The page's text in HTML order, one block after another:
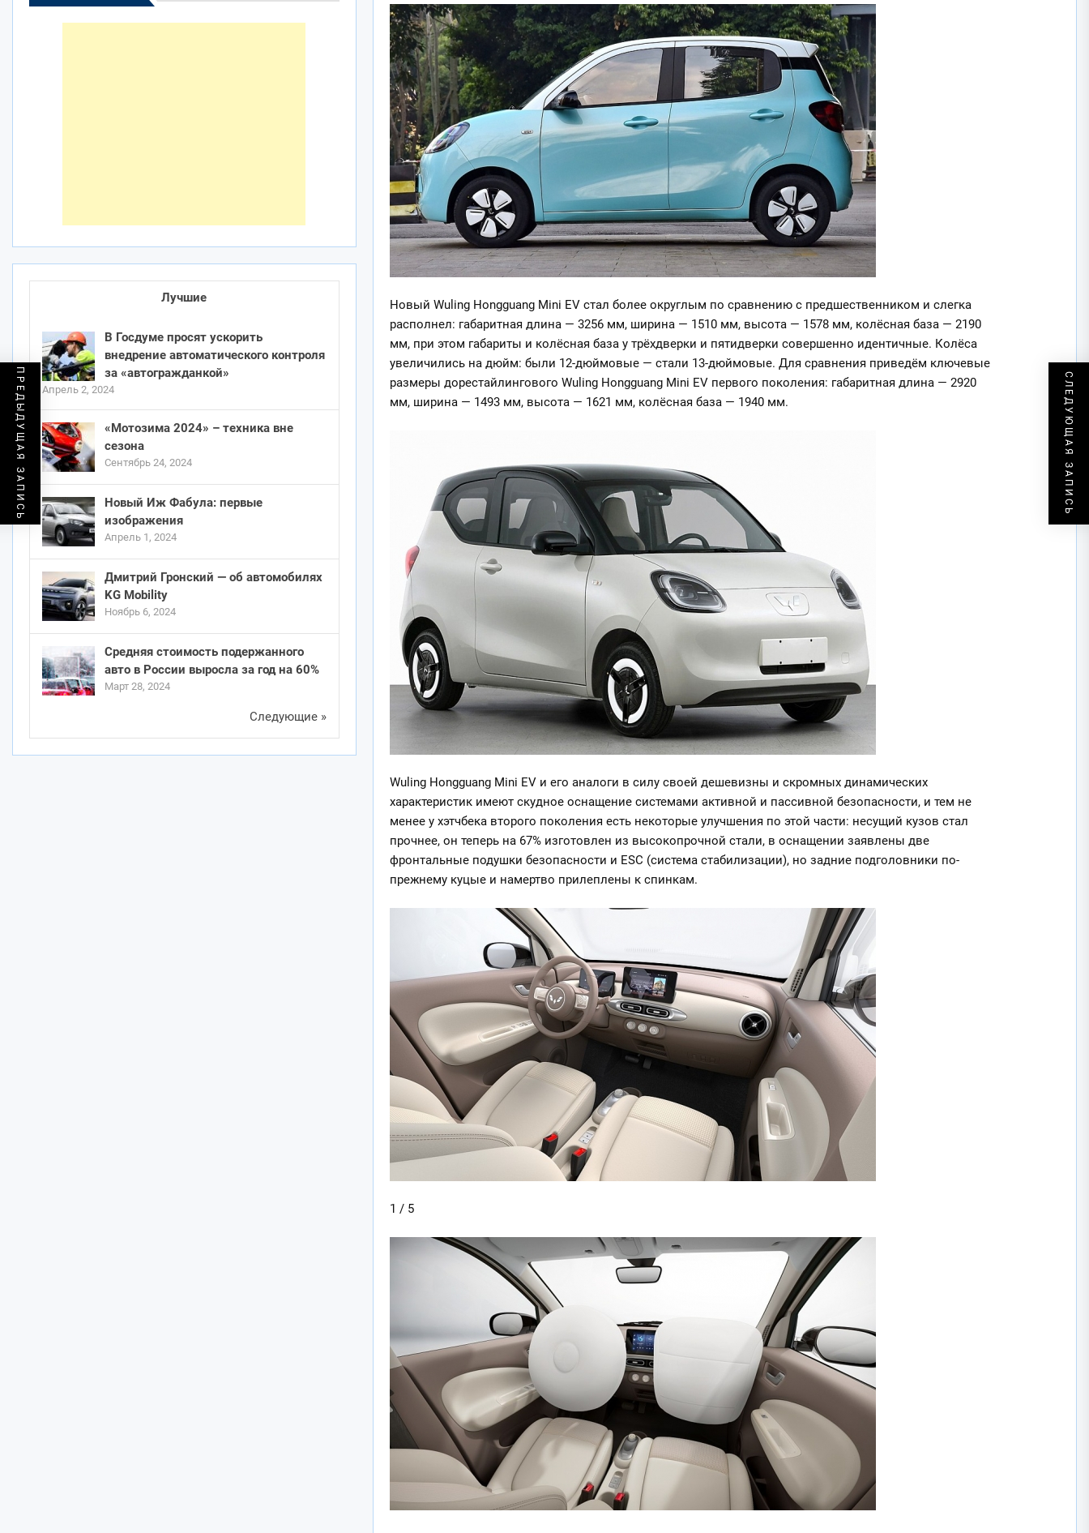
Новый Wuling Hongguang Mini EV стал более округлым по сравнению с предшественником и слегка
располнел: габаритная длина — 3256 мм, ширина — 1510 мм, высота — 1578 мм, колёсная база — 2190
мм, при этом габариты и колёсная база у трёхдверки и пятидверки совершенно идентичные. Колёса
увеличились на дюйм: были 12-дюймовые — стали 13-дюймовые. Для сравнения приведём ключевые
размеры дорестайлингового Wuling Hongguang Mini EV первого поколения: габаритная длина — 2920
мм, ширина — 1493 мм, высота — 1621 мм, колёсная база — 1940 мм.
Wuling Hongguang Mini EV и его аналоги в силу своей дешевизны и скромных динамических
характеристик имеют скудное оснащение системами активной и пассивной безопасности, и тем не
менее у хэтчбека второго поколения есть некоторые улучшения по этой части: несущий кузов стал
прочнее, он теперь на 67% изготовлен из высокопрочной стали, в оснащении заявлены две
фронтальные подушки безопасности и ESC (система стабилизации), но задние подголовники по-
прежнему куцые и намертво прилеплены к спинкам.
1 / 5
ПРЕДЫДУЩАЯ ЗАПИСЬ СЛЕДУЮЩАЯ ЗАПИСЬ
Лучшие
В Госдуме просят ускорить
внедрение автоматического контроля
за «автогражданкой»
Апрель 2, 2024
«Мотозима 2024» – техника вне
сезона
Сентябрь 24, 2024
Новый Иж Фабула: первые
изображения
Апрель 1, 2024
Дмитрий Гронский — об автомобилях
KG Mobility
Ноябрь 6, 2024
Средняя стоимость подержанного
авто в России выросла за год на 60%
Март 28, 2024
Следующие »